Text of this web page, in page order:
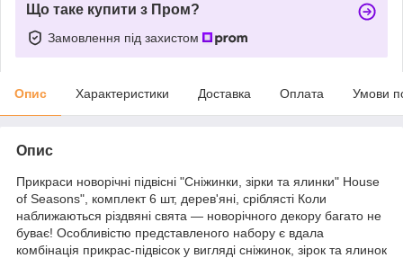
Що таке купити з Пром?
Замовлення під захистом
Опис Характеристики Доставка Оплата Умови
Опис
Прикраси новорічні підвісні "Сніжинки, зірки та ялинки" House
of Seasons", комплект 6 шт, дерев'яні, сріблясті Коли
наближаються різдвяні свята — новорічного декору багато не
буває! Особливістю представленого набору є вдала
комбінація прикрас-підвісок у вигляді сніжинок, зірок та ялинок